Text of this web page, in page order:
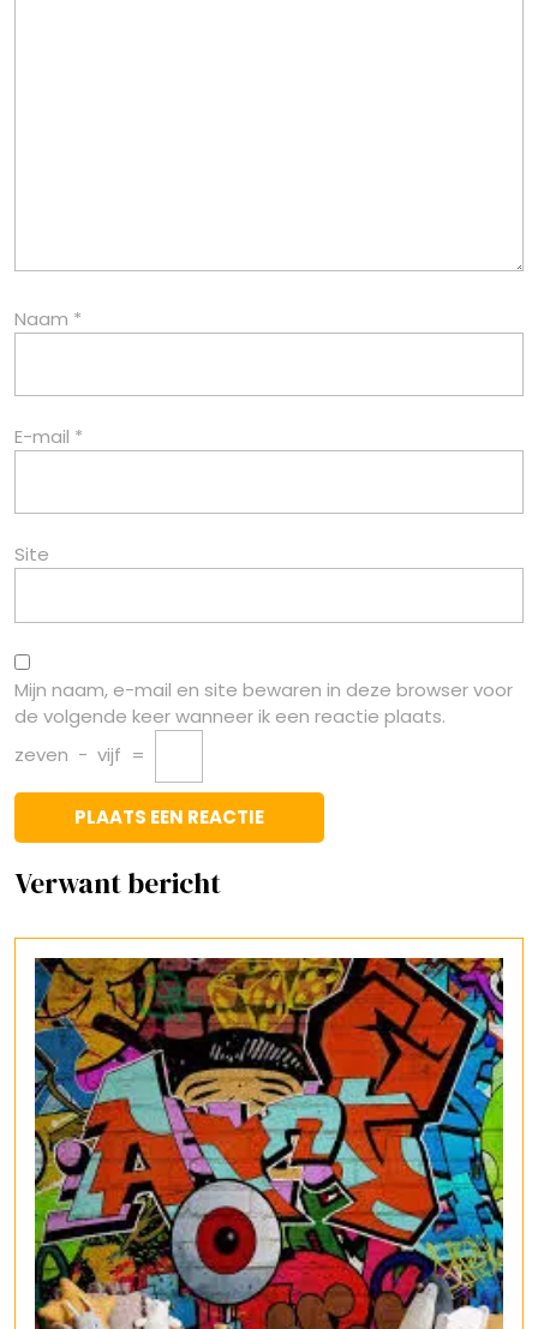
Naam *
E-mail *
Site
Mijn naam, e-mail en site bewaren in deze browser voor
de volgende keer wanneer ik een reactie plaats.
zeven − vijf =
Verwant bericht